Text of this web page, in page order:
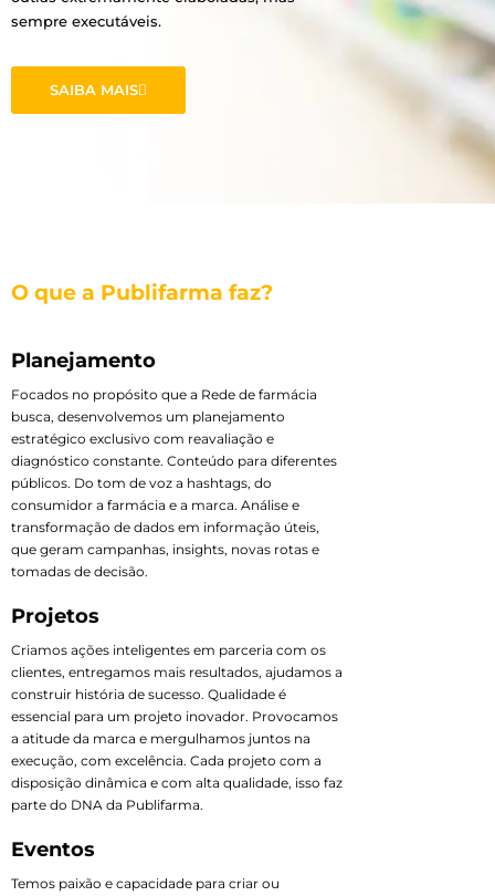
sempre executáveis.
SAIBA MAIS
O que a Publifarma faz?
Planejamento
Focados no propósito que a Rede de farmácia
busca, desenvolvemos um planejamento
estratégico exclusivo com reavaliação e
diagnóstico constante. Conteúdo para diferentes
públicos. Do tom de voz a hashtags, do
consumidor a farmácia e a marca. Análise e
transformação de dados em informação úteis,
que geram campanhas, insights, novas rotas e
tomadas de decisão.
Projetos
Criamos ações inteligentes em parceria com os
clientes, entregamos mais resultados, ajudamos a
construir história de sucesso. Qualidade é
essencial para um projeto inovador. Provocamos
a atitude da marca e mergulhamos juntos na
execução, com excelência. Cada projeto com a
disposição dinâmica e com alta qualidade, isso faz
parte do DNA da Publifarma.
Eventos
Temos paixão e capacidade para criar ou